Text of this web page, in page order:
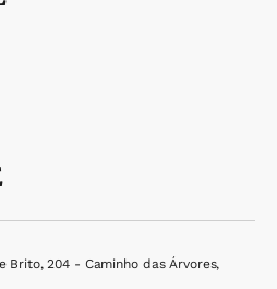
Brito, 204 - Caminho das Árvores,